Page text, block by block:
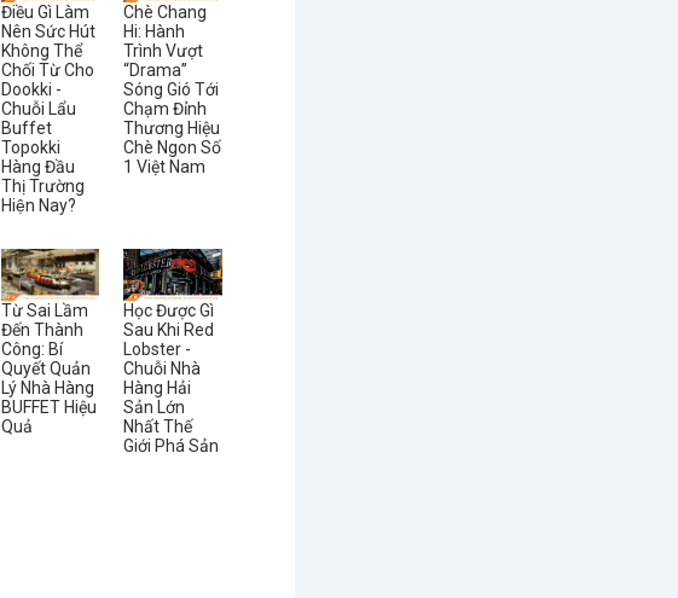
Điều Gì Làm
Nên Sức Hút
Không Thể
Chối Từ Cho
Dookki -
Chuỗi Lẩu
Buffet
Topokki
Hàng Đầu
Thị Trường
Hiện Nay?
Chè Chang
Hi: Hành
Trình Vượt
“Drama”
Sóng Gió Tới
Chạm Đỉnh
Thương Hiệu
Chè Ngon Số
1 Việt Nam
Từ Sai Lầm
Đến Thành
Công: Bí
Quyết Quản
Lý Nhà Hàng
BUFFET Hiệu
Quả
Học Được Gì
Sau Khi Red
Lobster -
Chuỗi Nhà
Hàng Hải
Sản Lớn
Nhất Thế
Giới Phá Sản